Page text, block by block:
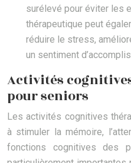
surélevé pour éviter les
thérapeutique peut
réduire le stress,
un sentiment
Activités
pour seniors
Les activités cognitives
à stimuler la mémoire,
fonctions cognitives des